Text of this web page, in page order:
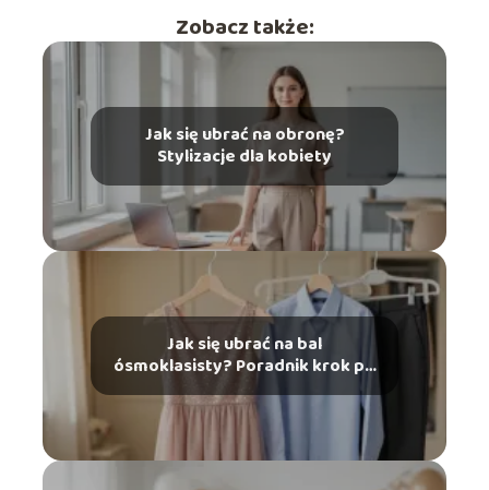
Zobacz także:
Jak się ubrać na obronę?
Stylizacje dla kobiety
Jak się ubrać na bal
ósmoklasisty? Poradnik krok po
kroku